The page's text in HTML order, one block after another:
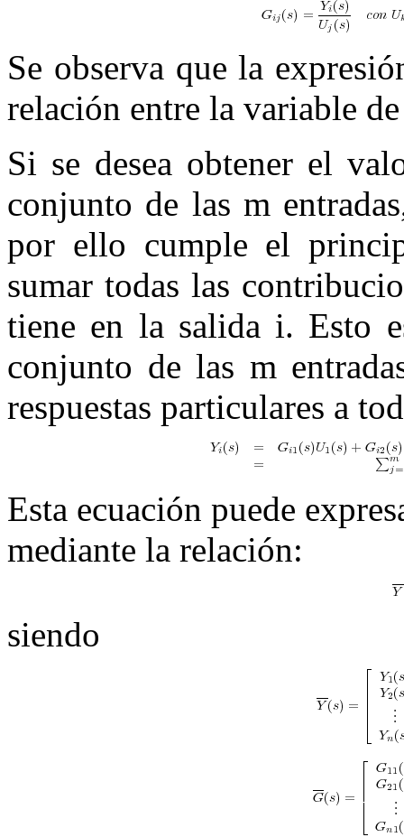
Se observa que la
relación entre la variable
Si se desea obtener el
conjunto de lasm
por ello cumple el
sumar todas las
tiene en la salida i. Esto
conjunto de las m
respuestas particulares a
Esta ecuación puede
mediante la relación:
siendo